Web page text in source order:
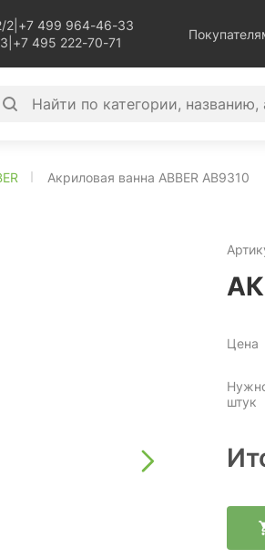
2 +7 499 964-46-33
+7 495 222-70-71
Акриловая ванна ABBER AB9310
Цена
штук